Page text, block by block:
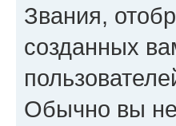
Звания,
созданных
Обычно вы